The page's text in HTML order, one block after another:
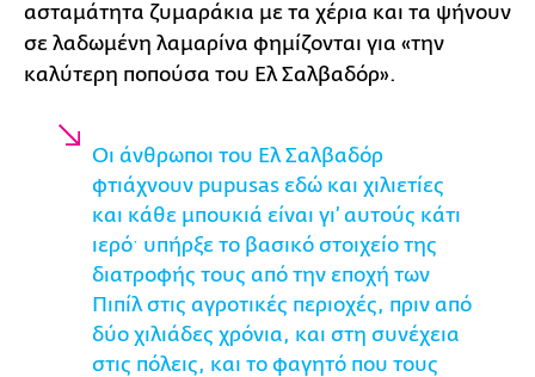
ασταμάτητα ζυμαράκια με τα χέρια και τα ψήνουν
σε λαδωμένη λαμαρίνα φημίζονται για «την
καλύτερη ποπούσα του Ελ Σαλβαδόρ».
Οι άνθρωποι του Ελ Σαλβαδόρ
φτιάχνουν pupusas εδώ και χιλιετίες
και κάθε μπουκιά είναι γι’ αυτούς κάτι
ιερόˑ υπήρξε το βασικό στοιχείο της
διατροφής τους από την εποχή των
Πιπίλ στις αγροτικές περιοχές, πριν από
δύο χιλιάδες χρόνια, και στη συνέχεια
στις πόλεις, και το φαγητό που τους